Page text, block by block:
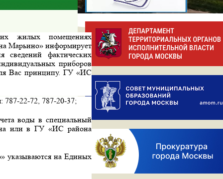
жилых помещениях
Марьино» информирует
сведений фактических
приборов
Вас принципу. ГУ «ИС
22-72, 787-20-37;
воды в специальный
или в ГУ «ИС района
указываются на Единых